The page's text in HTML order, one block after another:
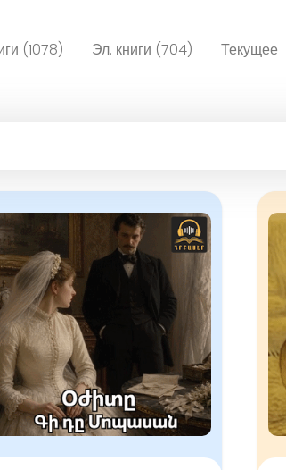
(1078) Эл. книги (704) Текущее